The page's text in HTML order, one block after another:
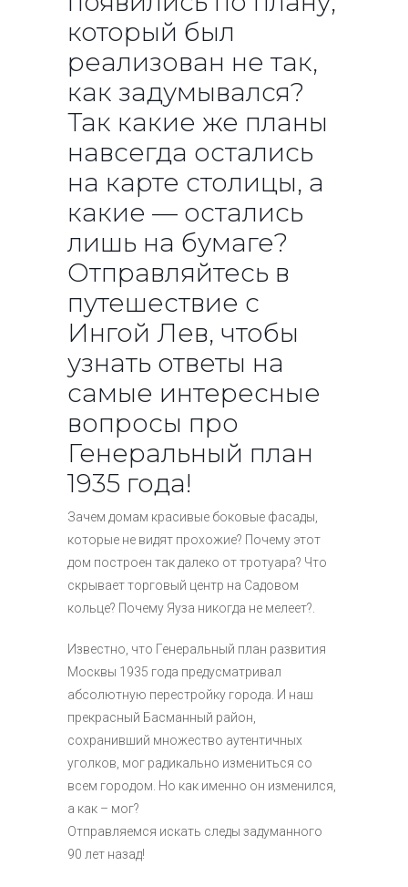
который был
реализован не так,
как задумывался?
Так какие же планы
навсегда остались
на карте столицы, а
какие — остались
лишь на бумаге?
Отправляйтесь в
путешествие с
Ингой Лев, чтобы
узнать ответы на
самые интересные
вопросы про
Генеральный план
1935 года!
Зачем домам красивые боковые фасады,
которые не видят прохожие? Почему этот
дом построен так далеко от тротуара? Что
скрывает торговый центр на Садовом
кольце? Почему Яуза никогда не мелеет?.
Известно, что Генеральный план развития
Москвы 1935 года предусматривал
абсолютную перестройку города. И наш
прекрасный Басманный район,
сохранивший множество аутентичных
уголков, мог радикально измениться со
всем городом. Но как именно он изменился,
а как – мог?
Отправляемся искать следы задуманного
90 лет назад!